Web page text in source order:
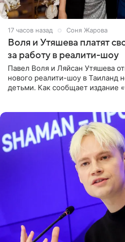
17 часов назад Соня Жарова
Воля и Утяшева платят
за работу в реалити-шоу
Павел Воля и Ляйсан Утяшева
нового реалити-шоу в Таиланд
детьми. Как сообщает издание